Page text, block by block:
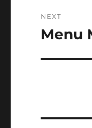
NEXT
Next
Menu